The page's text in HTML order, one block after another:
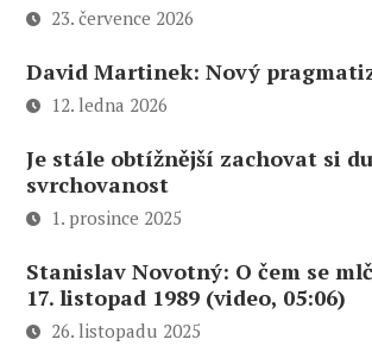
23. července 2026
David Martinek: Nový
12. ledna 2026
Je stále obtížnější zachovat si
svrchovanost
1. prosince 2025
Stanislav Novotný: O čem se
17. listopad 1989 (video, 05:06)
26. listopadu 2025